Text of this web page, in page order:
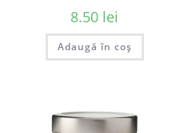
8.50 lei
Adaugă în coș